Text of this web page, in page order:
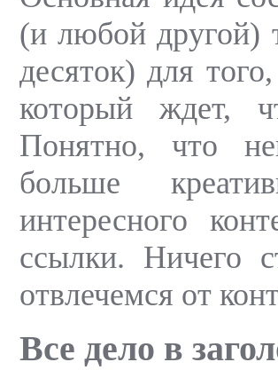
(и любой другой)
десяток) для
который ждет,
Понятно, что
больше
интересного
ссылки. Ничего
отвлечемся от
Все дело в